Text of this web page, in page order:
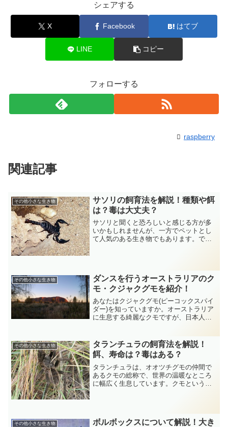
シェアする
X Facebook はてブ
LINE コピー
フォローする
raspberry
関連記事
その他小さな生き物
サソリの飼育法を解説！種類や餌
は？毒は大丈夫？
サソリと聞くと恐ろしいと感じる方が多
いかもしれませんが、一方でペットとし
て人気のある生き物でもあります。で
その他小さな生き物
ダンスを行うオーストラリアのク
モ・クジャクグモを紹介！
あなたはクジャクグモ(ピーコックスパイ
ダー)を知っていますか。オーストラリア
に生息する綺麗なクモですが、日本人に
ジャクグモと検索したら、コガネグモと
検索したとみな...
その他小さな生き物
タランチュラの飼育法を解説！
餌、寿命は？毒はある？
タランチュラは、オオツチグモの仲間で
あるクモの総称で、世界の温暖なところ
に幅広く生息しています。クモというと
その他小さな生き物
ボルボックスについて解説！大き